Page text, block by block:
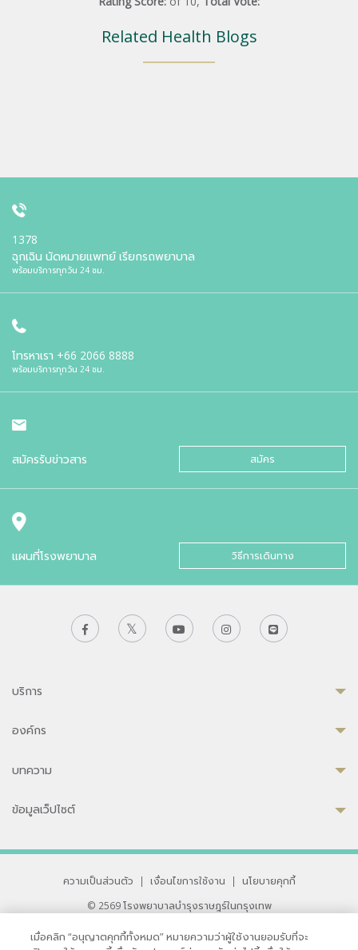
Related Health Blogs
1378
ฉุกเฉิน นัดหมายแพทย์ เรียกรถพยาบาล
พร้อมบริการทุกวัน 24 ชม.
โทรหาเรา +66 2066 8888
พร้อมบริการทุกวัน 24 ชม.
สมัครรับข่าวสาร สมัคร
แผนที่โรงพยาบาล วิธีการเดินทาง
บริการ
องค์กร
บทความ
ข้อมูลเว็ปไซต์
ความเป็นส่วนตัว | เงื่อนไขการใช้งาน |
นโยบายคุกกี้
© 2569 โรงพยาบาลบำรุงราษฎร์ในกรุงเทพ
เมื่อคลิก “อนุญาตคุกกี้ทั้งหมด” หมายความว่าผู้ใช้งานยอมรับที่จะ